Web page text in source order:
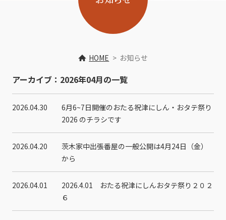
HOME お知らせ
アーカイブ：2026年04月の一覧
2026.04.30
6月6~7日開催のおたる祝津にしん・おタテ祭り
2026 のチラシです
2026.04.20
茨木家中出張番屋の一般公開は4月24日（金）
から
2026.04.01
2026.4.01 おたる祝津にしんおタテ祭り２０２
６